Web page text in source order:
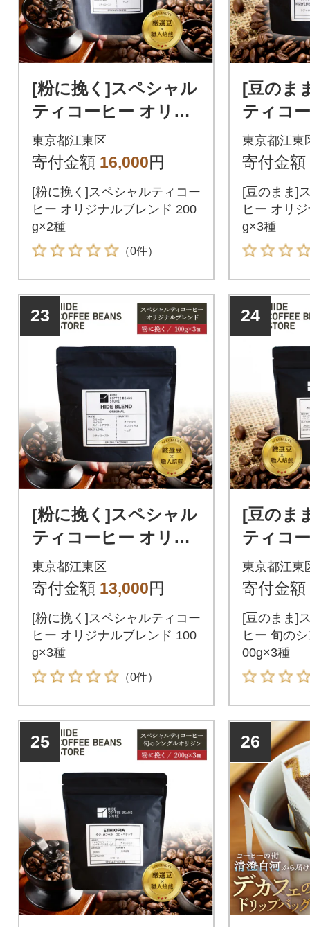
[粉に挽く]スペシャル
ティコーヒー オリジ
ナルブレンド 200g×2
種【kt054-002-2】
東京都江東区
寄付金額 16,000円
[粉に挽く]スペシャルティコー
ヒー オリジナルブレンド 200
g×2種
（0件）
[豆のま
ティコ
ナルブ
種【
東京都江東
寄付金額
[豆のまま]
ヒー オリ
g×3種
23
[粉に挽く]スペシャル
ティコーヒー オリジ
ナルブレンド 100g×3
種【kt054-003-2】
東京都江東区
寄付金額 13,000円
[粉に挽く]スペシャルティコー
ヒー オリジナルブレンド 100
g×3種
（0件）
24
[豆のま
ティコ
ングル
×3種【
東京都江東
寄付金額
[豆のまま]
ヒー 旬の
00g×3種
25 26